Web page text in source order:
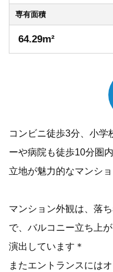
専有面積
64.29m²
コンビニ徒歩3分、小学
ーや病院も徒歩10分圏
立地が魅力的なマンショ
マンション外観は、落
で、バルコニー立ち上
演出しています＊
またエントランスには